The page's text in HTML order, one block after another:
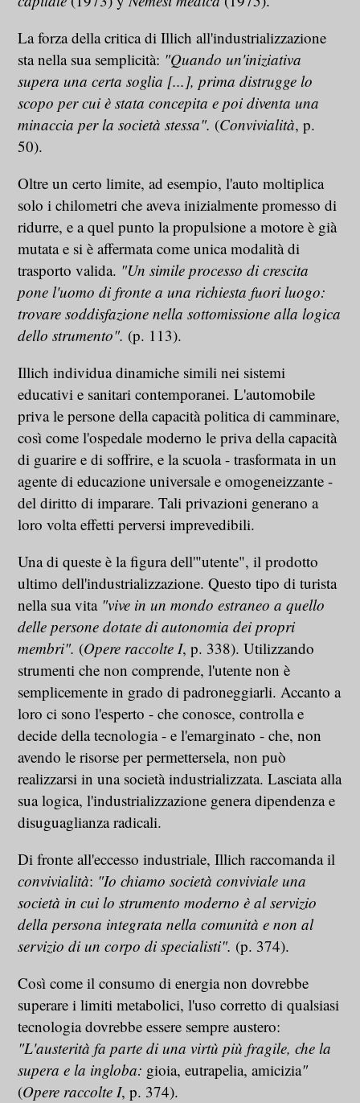
La forza della critica di Illich all'industrializzazione
sta nella sua semplicità: "Quando un'iniziativa
supera una certa soglia [...], prima distrugge lo
scopo per cui è stata concepita e poi diventa una
minaccia per la società stessa". (Convivialità, p.
50).
Oltre un certo limite, ad esempio, l'auto moltiplica
solo i chilometri che aveva inizialmente promesso di
ridurre, e a quel punto la propulsione a motore è già
mutata e si è affermata come unica modalità di
trasporto valida. "Un simile processo di crescita
pone l'uomo di fronte a una richiesta fuori luogo:
trovare soddisfazione nella sottomissione alla logica
dello strumento". (p. 113).
Illich individua dinamiche simili nei sistemi
educativi e sanitari contemporanei. L'automobile
priva le persone della capacità politica di camminare,
così come l'ospedale moderno le priva della capacità
di guarire e di soffrire, e la scuola - trasformata in un
agente di educazione universale e omogeneizzante -
del diritto di imparare. Tali privazioni generano a
loro volta effetti perversi imprevedibili.
Una di queste è la figura dell'"utente", il prodotto
ultimo dell'industrializzazione. Questo tipo di turista
nella sua vita "vive in un mondo estraneo a quello
delle persone dotate di autonomia dei propri
membri". (Opere raccolte I, p. 338). Utilizzando
strumenti che non comprende, l'utente non è
semplicemente in grado di padroneggiarli. Accanto a
loro ci sono l'esperto - che conosce, controlla e
decide della tecnologia - e l'emarginato - che, non
avendo le risorse per permettersela, non può
realizzarsi in una società industrializzata. Lasciata alla
sua logica, l'industrializzazione genera dipendenza e
disuguaglianza radicali.
Di fronte all'eccesso industriale, Illich raccomanda il
convivialità: "Io chiamo società conviviale una
società in cui lo strumento moderno è al servizio
della persona integrata nella comunità e non al
servizio di un corpo di specialisti". (p. 374).
Così come il consumo di energia non dovrebbe
superare i limiti metabolici, l'uso corretto di qualsiasi
tecnologia dovrebbe essere sempre austero:
"L'austerità fa parte di una virtù più fragile, che la
supera e la ingloba: gioia, eutrapelia, amicizia"
(Opere raccolte I, p. 374).